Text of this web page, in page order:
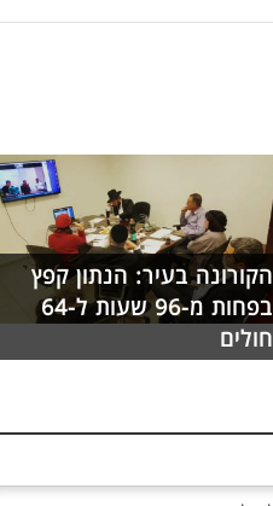
הקורונה בעיר: הנתון קפץ
בפחות מ-96 שעות ל-64
חולים